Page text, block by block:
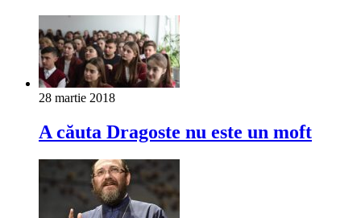
28 martie 2018
A căuta Dragoste nu este un moft